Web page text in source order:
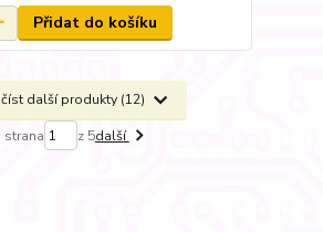
Přidat do košíku
další produkty (12)
strana z 5další